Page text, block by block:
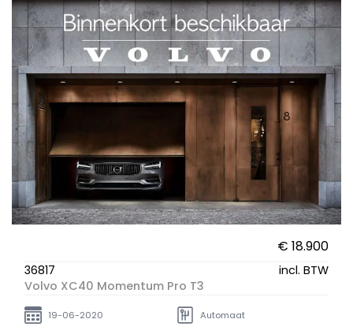
€ 18.900
36817
incl. BTW
Volvo XC40 Momentum Pro T3
19-06-2020 Automaat